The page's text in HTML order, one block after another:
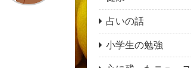
占いの話
小学生の勉強